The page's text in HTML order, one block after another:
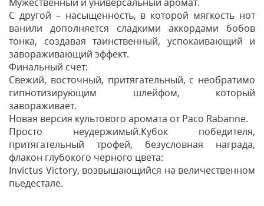
С другой – насыщенность, в которой мягкость нот
ванили дополняется сладкими аккордами бобов
тонка, создавая таинственный, успокаивающий и
завораживающий эффект.
Финальный счет:
Свежий, восточный, притягательный, с необратимо
гипнотизирующим шлейфом, который
завораживает.
Новая версия культового аромата от Paco Rabanne.
Просто неудержимый.Кубок победителя,
притягательный трофей, безусловная награда,
флакон глубокого черного цвета:
Invictus Victory, возвышающийся на величественном
пьедестале.